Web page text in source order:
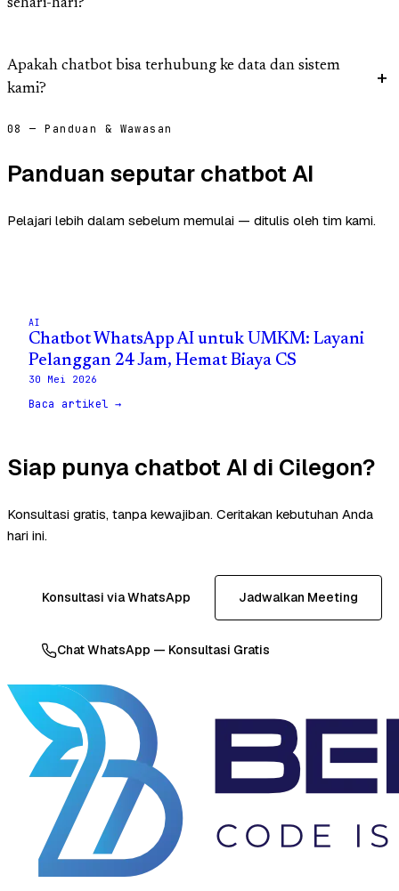
sehari-hari?
Apakah chatbot bisa terhubung ke data dan sistem
kami?
08 — Panduan & Wawasan
Panduan seputar chatbot AI
Pelajari lebih dalam sebelum memulai — ditulis oleh tim kami.
AI
Chatbot WhatsApp AI untuk UMKM: Layani
Pelanggan 24 Jam, Hemat Biaya CS
30 Mei 2026
Baca artikel →
Siap punya chatbot AI di Cilegon?
Konsultasi gratis, tanpa kewajiban. Ceritakan kebutuhan Anda
hari ini.
Konsultasi via WhatsApp Jadwalkan Meeting
Chat WhatsApp — Konsultasi Gratis